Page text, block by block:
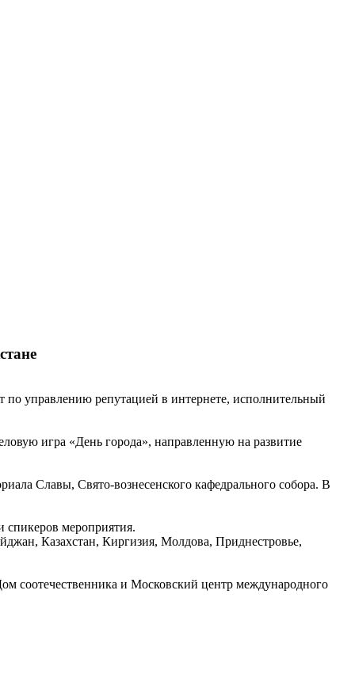
управлению репутацией в интернете, исполнительный
игра «День города», направленную на развитие
Славы, Свято-вознесенского кафедрального собора. В
спикеров мероприятия.
Казахстан, Киргизия, Молдова, Приднестровье,
соотечественника и Московский центр международного